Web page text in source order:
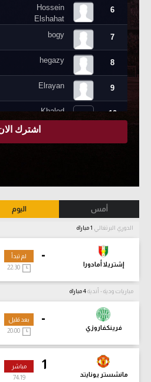
أمس اليوم
الدوري البرتغالي
-
إشتريلا أمادورا
لم تبدأ
مباريات ودية - أندية
-
فرينكفاروزي
بعد قليل
1
مانشستر يونايتد
مباشر
74:21